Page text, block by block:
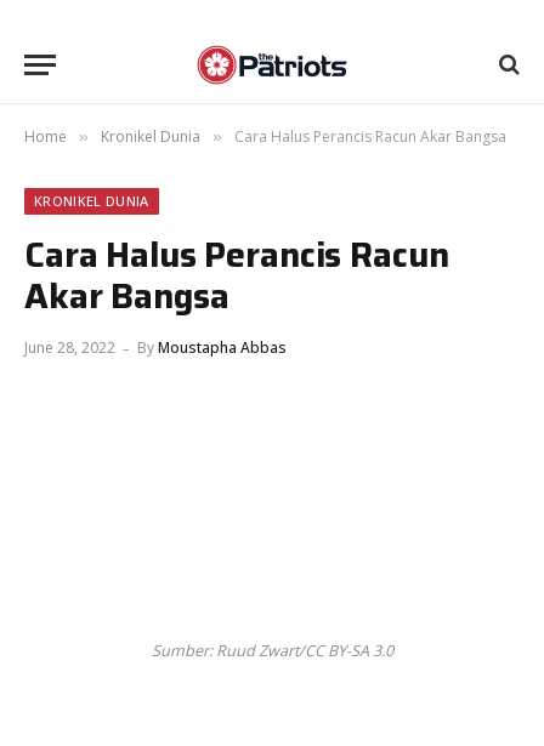
Home » Kronikel Dunia » Cara Halus Perancis Racun Akar Bangsa
KRONIKEL DUNIA
Cara Halus Perancis Racun
Akar Bangsa
June 28, 2022 ByMoustapha Abbas
Sumber: Ruud Zwart/CC BY-SA 3.0